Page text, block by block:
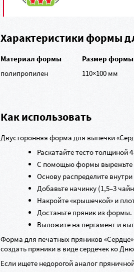
Характеристики формы
Материал формы
полипропилен
Размер формы
110×100 мм
Как использовать
Двусторонняя форма для выпечки
Раскатайте тесто толщиной
С помощью формы вырежьте
Основу распределите
Добавьте начинку (1,5–3
Накройте «крышечкой» и
Достаньте пряник из формы.
Выложите на пергамент и
Форма для печатных пряников
создать пряники в виде сердечек ко
Если ищете недорогой аналог